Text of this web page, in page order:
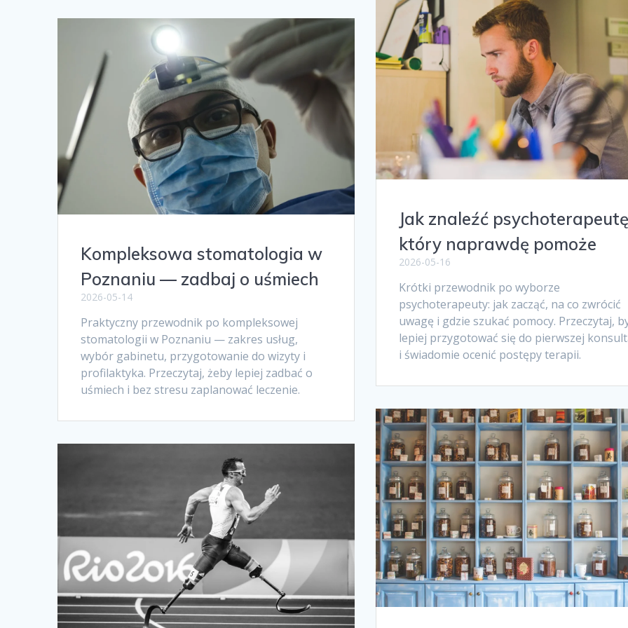
Jak znaleźć
który naprawdę pomoże
2026-05-16
Krótki przewodnik po wyborze
psychoterapeuty: jak zacząć, na co zwrócić
uwagę i gdzie szukać pomocy. Przeczytaj,
lepiej przygotować się do pierwszej
i świadomie ocenić postępy terapii.
Kompleksowa stomatologia w
Poznaniu — zadbaj o uśmiech
2026-05-14
Praktyczny przewodnik po kompleksowej
stomatologii w Poznaniu — zakres usług,
wybór gabinetu, przygotowanie do wizyty i
profilaktyka. Przeczytaj, żeby lepiej zadbać o
uśmiech i bez stresu zaplanować leczenie.